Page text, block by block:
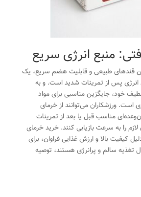
منبع انرژی سریع
قندهای طبیعی و قابلیت هضم سریع، یک
انرژی پس از تمرینات شدید است. و به
خود، جایگزین مناسبی برای مواد
است. ورزشکاران می‌توانند از خرمای
مناسب قبل یا بعد از تمرینات
لازم را به سرعت بازیابی کنند. خرید خرمای
کیفیت بالا و ارزش غذایی فراوان، برای
تغذیه سالم و پرانرژی هستند، توصیه